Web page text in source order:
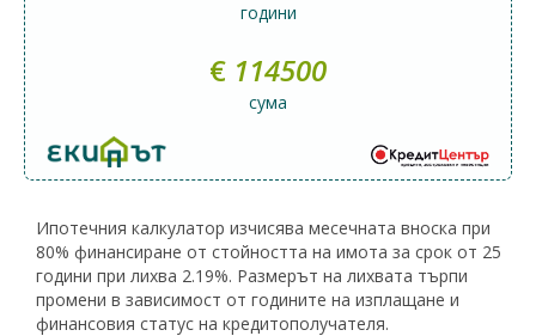
години
€ 114500
сума
Ипотечния калкулатор изчисява месечната вноска при
80% финансиране от стойността на имота за срок от 25
години при лихва 2.19%. Размерът на лихвата търпи
промени в зависимост от годините на изплащане и
финансовия статус на кредитополучателя.